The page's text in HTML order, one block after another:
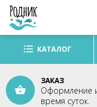
КАТАЛОГ
ЗАКАЗ
Оформление
время суток.